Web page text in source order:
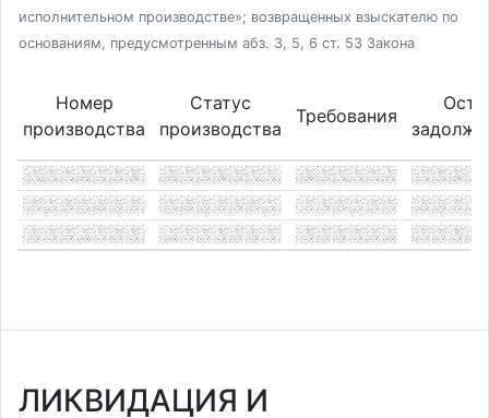
исполнительном производстве»; возвращенных взыскателю по
основаниям, предусмотренным абз. 3, 5, 6 ст. 53 Закона
Номер
производства
Статус
производства
Требования
ЛИКВИДАЦИЯ И